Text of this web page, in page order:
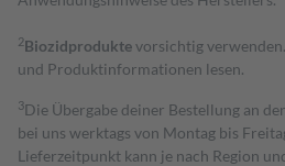
2Biozidproduktevorsichtig
und Produktinformationen lesen.
3Die Übergabe deiner Bestellung an
bei uns werktags von Montag bis
Lieferzeitpunkt kann je nach Region